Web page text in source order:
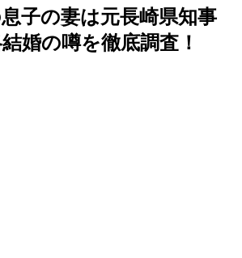
子の妻は元長崎県知事
婚の噂を徹底調査！